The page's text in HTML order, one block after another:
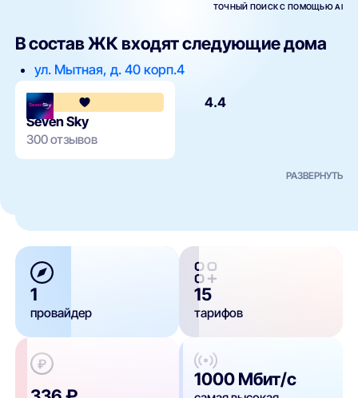
ТОЧНЫЙ ПОИСК С ПОМОЩЬЮ AI
В состав ЖК входят следующие дома
ул. Мытная, д. 40 корп.4
4.4
Seven Sky
300 отзывов
РАЗВЕРНУТЬ
1
провайдер
15
тарифов
1000 Мбит/с